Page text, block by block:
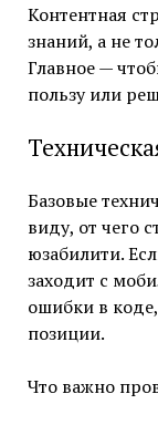
Контентная
знаний, а не
Главное —
пользу или
Базовые
виду, от чего
юзабилити.
заходит с
ошибки в
позиции.
Что важно